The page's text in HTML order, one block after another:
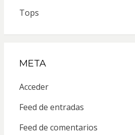
Tops
META
Acceder
Feed de entradas
Feed de comentarios